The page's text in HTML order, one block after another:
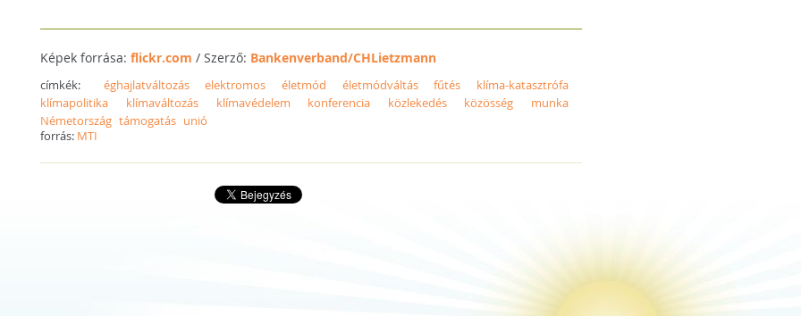
Képek forrása:flickr.com / Szerző: Bankenverband/CHLietzmann
címkék: éghajlatváltozás elektromos életmód életmódváltás fűtés
klíma-katasztrófa
klímapolitika
klímaváltozás klímavédelem konferencia közlekedés közösség
munka
Németország támogatás unió
forrás: MTI